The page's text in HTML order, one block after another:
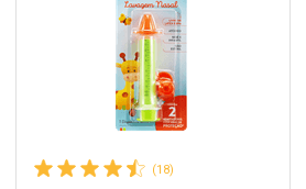
(18)